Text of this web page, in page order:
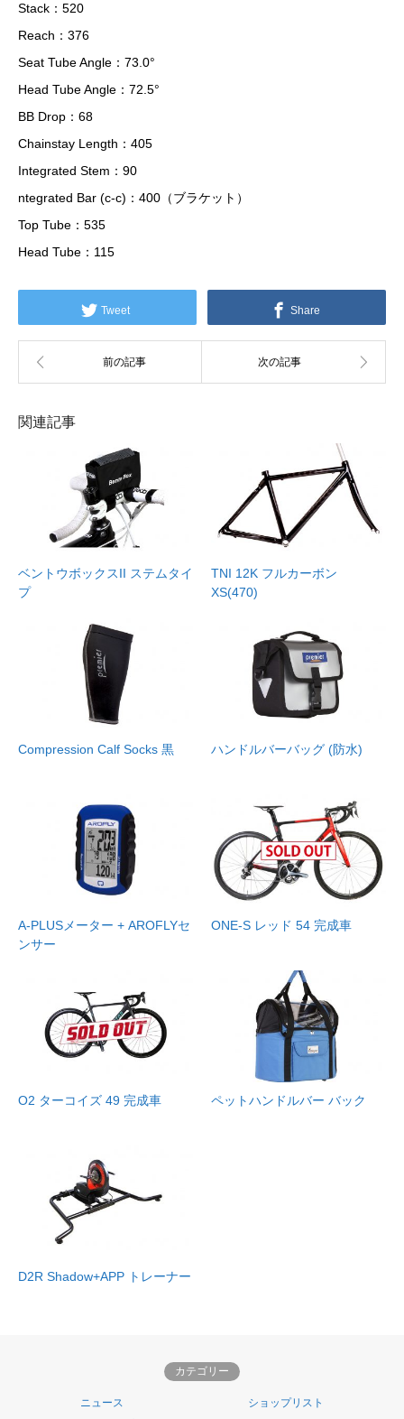
Stack：520
Reach：376
Seat Tube Angle：73.0°
Head Tube Angle：72.5°
BB Drop：68
Chainstay Length：405
Integrated Stem：90
ntegrated Bar (c-c)：400（ブラケット）
Top Tube：535
Head Tube：115
Tweet Share
関連記事
ベントウボックスII ステムタイ
プ
TNI 12K フルカーボン
XS(470)
Compression Calf Socks 黒 ハンドルバーバッグ (防水)
A-PLUSメーター + AROFLYセ
ンサー
ONE-S レッド 54 完成車
O2 ターコイズ 49 完成車 ペットハンドルバー バック
D2R Shadow+APP トレーナー
カテゴリー
ニュース
ショップリスト